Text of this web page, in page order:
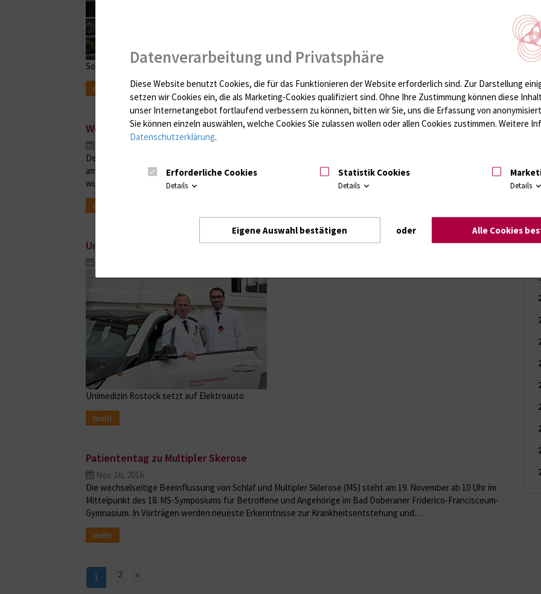
Societät bietet Führungen durch Schau der Unimedizin an
mehr
Workshop der Unimedizin zu aktuellen Forschungsthemen
Der 7. Forschungsworkshop der Universitätsmedizin Rostock mit Mitarbeitern und externen Referenten fand
am 18. und 19. November im Arno-Esch-Hörsaal auf dem Campus Ulmenstraße statt. Auf der Veranstaltung
wurden unter anderem erfolgreich eingeworbene Drittmittelprojekte im Rahmen der…
mehr
Umweltfreundlich zur Behandlung
Unimedizin Rostock setzt auf Elektroauto
mehr
Patiententag zu Multipler Skerose
Nov. 16, 2016
Die wechselseitige Beeinflussung von Schlaf und Multipler Sklerose (MS) steht am 19. November ab 10 Uhr im
Mittelpunkt des 18. MS-Symposiums für Betroffene und Angehörige im Bad Doberaner Friderico-Francisceum-
Gymnasium. In Vorträgen werden neueste Erkenntnisse zur Krankheitsentstehung und…
mehr
1 2 »Nächste
Datenverarbeitung und Privatsphäre
Diese Website benutzt Cookies, die für das Funktionieren der Website erforderlich sind. Zur Darstellung
setzen wir Cookies ein, die als Marketing-Cookies qualifiziert sind. Ohne Ihre Zustimmung können diese
unser Internetangebot fortlaufend verbessern zu können, bitten wir Sie, uns die Erfassung von
Sie können einzeln auswählen, welche Cookies Sie zulassen wollen oder allen Cookies zustimmen. Weitere
Datenschutzerklärung.
Erforderliche Cookies
Details
Statistik Cookies
Details Details
Eigene Auswahl bestätigen oder Alle Cookies